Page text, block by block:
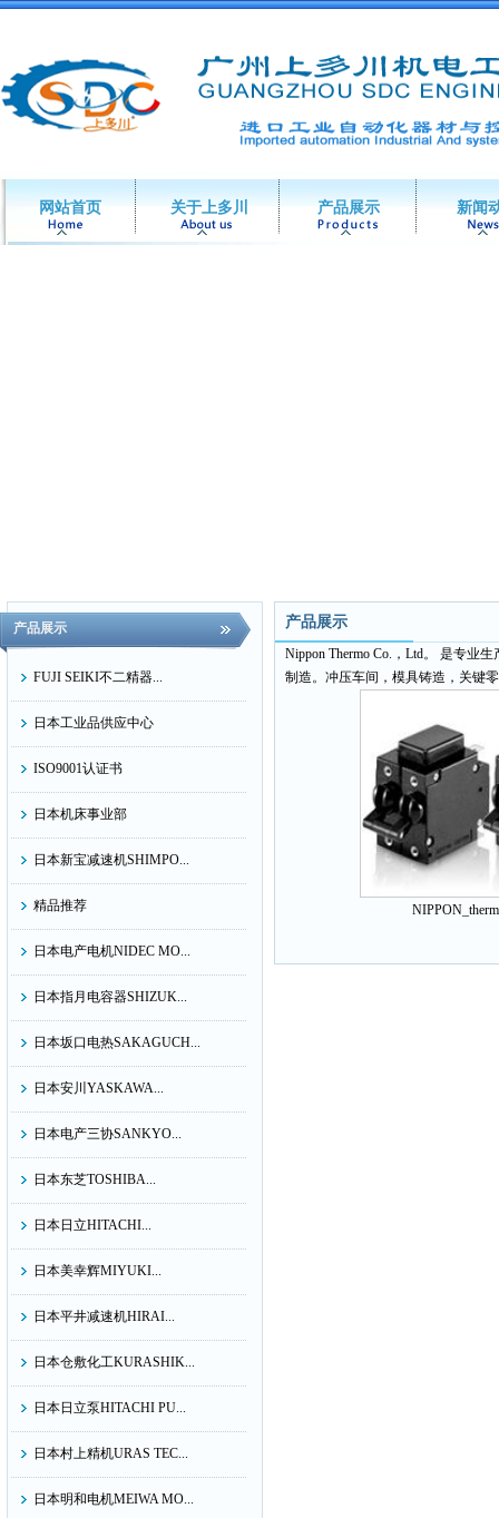
网站首页 关于上多川 产品展示 新闻
产品展示
FUJI SEIKI不二精器...
日本工业品供应中心
ISO9001认证书
日本机床事业部
日本新宝减速机SHIMPO...
精品推荐
日本电产电机NIDEC MO...
日本指月电容器SHIZUK...
日本坂口电热SAKAGUCH...
日本安川YASKAWA...
日本电产三协SANKYO...
日本东芝TOSHIBA...
日本日立HITACHI...
日本美幸辉MIYUKI...
日本平井减速机HIRAI...
日本仓敷化工KURASHIK...
日本日立泵HITACHI PU...
日本村上精机URAS TEC...
日本明和电机MEIWA MO...
产品展示
Nippon Thermo Co.，Ltd。 是专业
制造。冲压车间，模具铸造，关键